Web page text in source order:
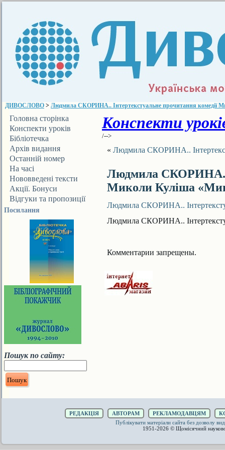
ДИВОСЛОВО > Людмила СКОРИНА.. Інтертекстуальне прочитання комедії
Головна сторінка
Конспекти уроків
Бібліотечка
ДИВОСЛОВА
Архів видання
Останній номер
На часі
Нововведені тексти
Акції. Бонуси
Відгуки та пропозиції
Посилання
Пошук по сайту:
Конспекти
/-->
« Людмила СКОРИНА..
Людмила СКОРИНА..
Миколи Куліша
Людмила СКОРИНА..
Людмила СКОРИНА..
Комментарии запрещены.
РЕДАКЦІЯ АВТОРАМ РЕКЛАМОДАВЦЯМ
Публікувати матеріали сайта без дозволу
1951-2026 © Щомісячний